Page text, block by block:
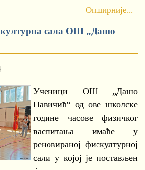
Опширније...
сала ОШ „Дашо
Ученици ОШ „Дашо
Павичић“ од ове школске
године часове физичког
васпитања имаће у
реновираној фискултурној
сали у којој је постављен